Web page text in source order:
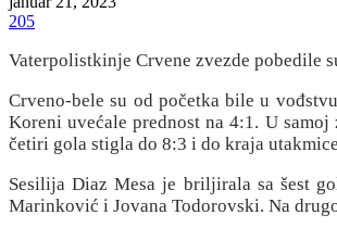
205
Vaterpolistkinje Crvene zvezde pobedile
Crveno-bele su od početka bile u
Koreni uvećale prednost na 4:1. U
četiri gola stigla do 8:3 i do kraja
Sesilija Diaz Mesa je briljirala sa šest
Marinković i Jovana Todorovski. Na